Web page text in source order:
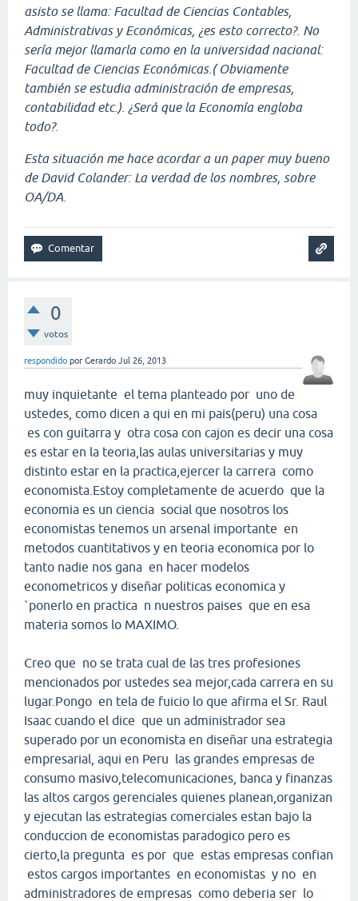
asisto se llama: Facultad de Ciencias Contables,
Administrativas y Económicas, ¿es esto correcto?. No
sería mejor llamarla como en la universidad nacional:
Facultad de Ciencias Económicas.( Obviamente
también se estudia administración de empresas,
contabilidad etc.). ¿Será que la Economía engloba
todo?.
Esta situación me hace acordar a un paper muy bueno
de David Colander: La verdad de los nombres, sobre
OA/DA.
0
votos
respondido por Gerardo Jul 26, 2013
muy inquietante el tema planteado por uno de
ustedes, como dicen a qui en mi pais(peru) una cosa
es con guitarra y otra cosa con cajon es decir una cosa
es estar en la teoria,las aulas universitarias y muy
distinto estar en la practica,ejercer la carrera como
economista.Estoy completamente de acuerdo que la
economia es un ciencia social que nosotros los
economistas tenemos un arsenal importante en
metodos cuantitativos y en teoria economica por lo
tanto nadie nos gana en hacer modelos
econometricos y diseñar politicas economica y
`ponerlo en practica n nuestros paises que en esa
materia somos lo MAXIMO.
Creo que no se trata cual de las tres profesiones
mencionados por ustedes sea mejor,cada carrera en su
lugar.Pongo en tela de fuicio lo que afirma el Sr. Raul
Isaac cuando el dice que un administrador sea
superado por un economista en diseñar una estrategia
empresarial, aqui en Peru las grandes empresas de
consumo masivo,telecomunicaciones, banca y finanzas
las altos cargos gerenciales quienes planean,organizan
y ejecutan las estrategias comerciales estan bajo la
conduccion de economistas paradogico pero es
cierto,la pregunta es por que estas empresas confian
estos cargos importantes en economistas y no en
administradores de empresas como deberia ser lo